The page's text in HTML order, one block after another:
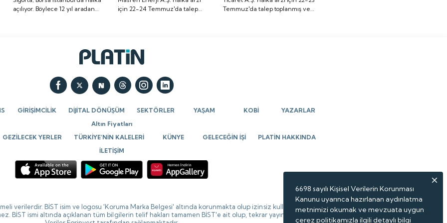
aradan sonra ilk kez bir
şirketi olarak borsada
açılıyor. Böylece 12 yıl aradan
talep toplanmıştı. Halka
pay dağıtımı yapıldı.
için 22-24 Temmuz'da talep
toplanmış ve halka arz
Temmuz'da talep toplanmış ve
GİRİŞİMCİLİK DİJİTAL DÖNÜŞÜM SEKTÖRLER YAŞAM KOBİ
YAZARLAR
Altın Fiyatları
GEZİLECEK YERLER TÜRKİYE’NİN KALELERİ KÜNYE GELECEĞİN İŞİ
PLATİN HAKKINDA
İLETİŞİM
verilerdir. BİST isim ve logosu 'Koruma Marka Belgesi' altında korunmakta olup izinsiz kullanılamaz,
BİST ismi altında açıklanan tüm bilgilerin telif hakları tamamen BİST'e ait olup, tekrar yayınlanamaz.
6698 sayılı Kişisel Verilerin Korunması
Kanunu uyarınca hazırlanan aydınlatma
metnimizi okumak ve mevzuata uygun
çerez politikamızla ilgili detaylı bilgi